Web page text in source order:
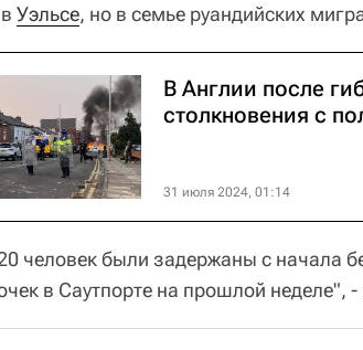
Уэльсе, но в семье руандийских
В Англии после
столкновения с
31 июля 2024, 01:14
человек были задержаны с начала
в Саутпорте на прошлой неделе",